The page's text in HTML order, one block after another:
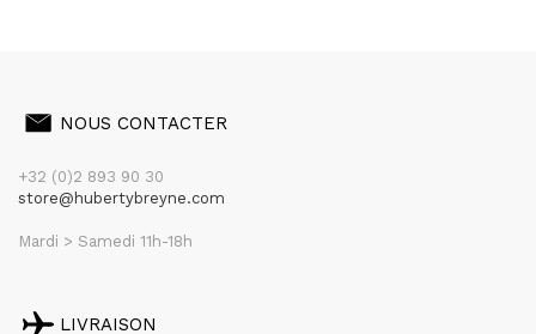
NOUS CONTACTER
+32 (0)2 893 90 30
store@hubertybreyne.com
Mardi > Samedi 11h-18h
LIVRAISON